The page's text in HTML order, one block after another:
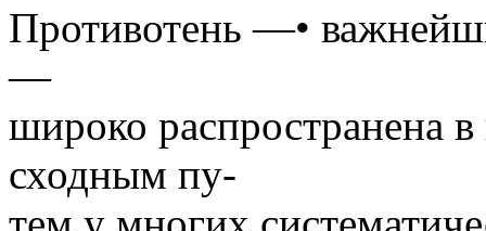
Противотень —•
—
широко распространена
сходным пу-